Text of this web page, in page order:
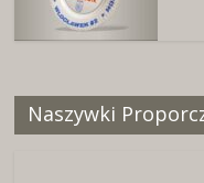
Naszywki